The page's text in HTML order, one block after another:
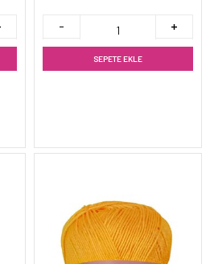
SEPETE EKLE